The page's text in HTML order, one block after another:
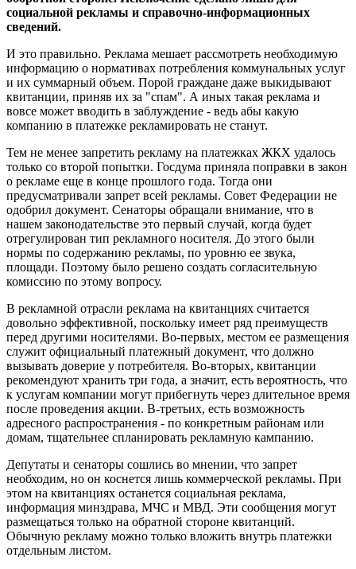
социальной рекламы и справочно-информационных
сведений.
И это правильно. Реклама мешает рассмотреть необходимую
информацию о нормативах потребления коммунальных услуг
и их суммарный объем. Порой граждане даже выкидывают
квитанции, приняв их за "спам". А иных такая реклама и
вовсе может вводить в заблуждение - ведь абы какую
компанию в платежке рекламировать не станут.
Тем не менее запретить рекламу на платежках ЖКХ удалось
только со второй попытки. Госдума приняла поправки в закон
о рекламе еще в конце прошлого года. Тогда они
предусматривали запрет всей рекламы. Совет Федерации не
одобрил документ. Сенаторы обращали внимание, что в
нашем законодательстве это первый случай, когда будет
отрегулирован тип рекламного носителя. До этого были
нормы по содержанию рекламы, по уровню ее звука,
площади. Поэтому было решено создать согласительную
комиссию по этому вопросу.
В рекламной отрасли реклама на квитанциях считается
довольно эффективной, поскольку имеет ряд преимуществ
перед другими носителями. Во-первых, местом ее размещения
служит официальный платежный документ, что должно
вызывать доверие у потребителя. Во-вторых, квитанции
рекомендуют хранить три года, а значит, есть вероятность, что
к услугам компании могут прибегнуть через длительное время
после проведения акции. В-третьих, есть возможность
адресного распространения - по конкретным районам или
домам, тщательнее спланировать рекламную кампанию.
Депутаты и сенаторы сошлись во мнении, что запрет
необходим, но он коснется лишь коммерческой рекламы. При
этом на квитанциях останется социальная реклама,
информация минздрава, МЧС и МВД. Эти сообщения могут
размещаться только на обратной стороне квитанций.
Обычную рекламу можно только вложить внутрь платежки
отдельным листом.